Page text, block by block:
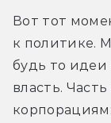
Вот тот
к политике.
будь то
власть.